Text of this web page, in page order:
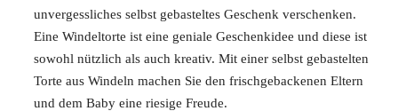
unvergessliches selbst gebasteltes Geschenk verschenken.
Eine Windeltorte ist eine geniale Geschenkidee und diese ist
sowohl nützlich als auch kreativ. Mit einer selbst gebastelten
Torte aus Windeln machen Sie den frischgebackenen Eltern
und dem Baby eine riesige Freude.